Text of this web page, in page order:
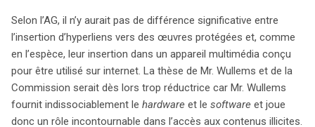
Selon l’AG, il n’y aurait pas de différence significative entre
l’insertion d’hyperliens vers des œuvres protégées et, comme
en l’espèce, leur insertion dans un appareil multimédia conçu
pour être utilisé sur internet. La thèse de Mr. Wullems et de la
Commission serait dès lors trop réductrice car Mr. Wullems
fournit indissociablement le hardware et le software et joue
donc un rôle incontournable dans l’accès aux contenus illicites.